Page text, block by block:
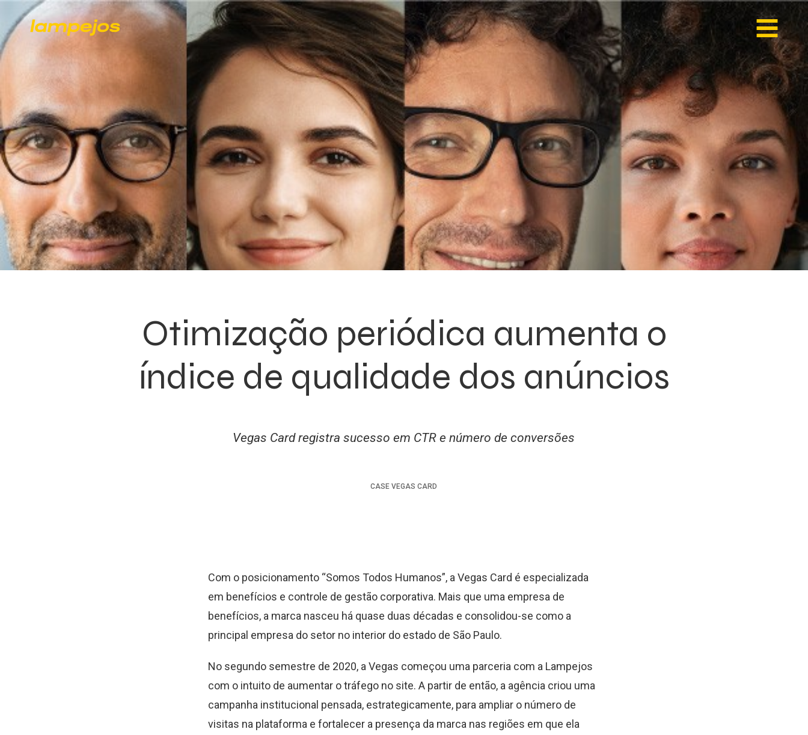
Otimização periódica aumenta o
índice de qualidade dos anúncios
Vegas Card registra sucesso em CTR e número de conversões
CASE VEGAS CARD
Com o posicionamento “Somos Todos Humanos”, a Vegas Card é especializada
em benefícios e controle de gestão corporativa. Mais que uma empresa de
benefícios, a marca nasceu há quase duas décadas e consolidou-se como a
principal empresa do setor no interior do estado de São Paulo.
No segundo semestre de 2020, a Vegas começou uma parceria com a Lampejos
com o intuito de aumentar o tráfego no site. A partir de então, a agência criou uma
campanha institucional pensada, estrategicamente, para ampliar o número de
visitas na plataforma e fortalecer a presença da marca nas regiões em que ela